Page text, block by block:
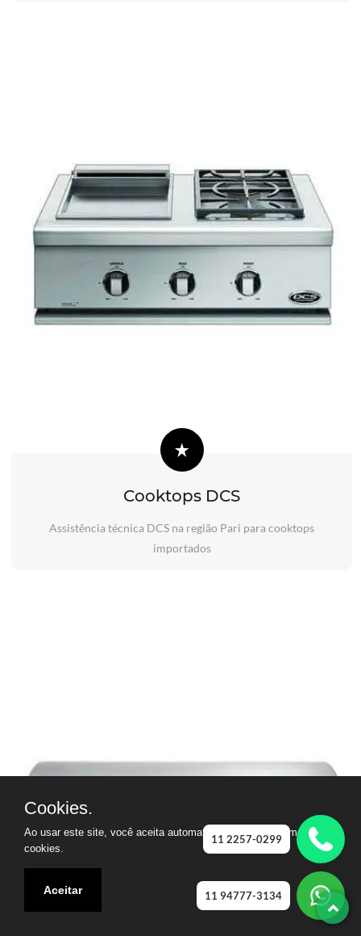
Cooktops DCS
Assistência técnica DCS na região Pari para cooktops
importados
11 2257-0299
11 94777-3134
Cookies.
Ao usar este site, você aceita automaticamente que usamos
cookies.
Aceitar